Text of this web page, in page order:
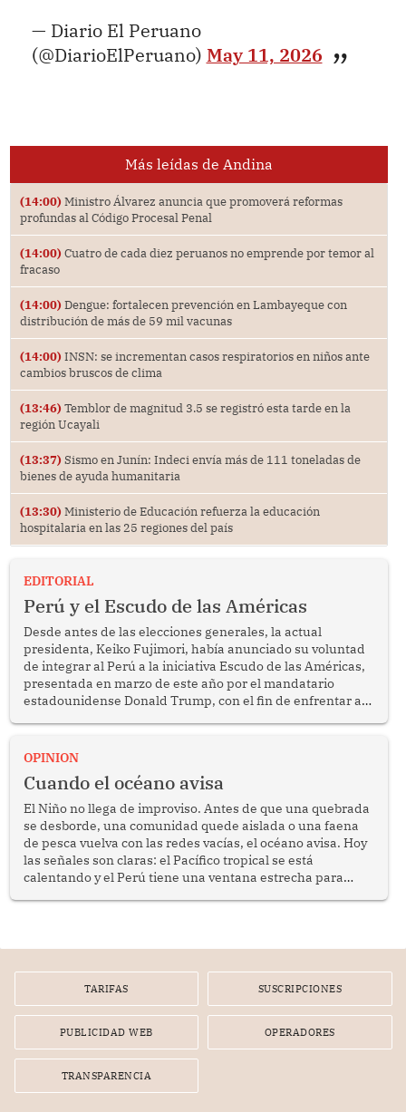
— Diario El Peruano
(@DiarioElPeruano) May 11, 2026
Más leídas de Andina
(14:00) Ministro Álvarez anuncia que promoverá reformas
profundas al Código Procesal Penal
(14:00) Cuatro de cada diez peruanos no emprende por temor al
fracaso
(14:00) Dengue: fortalecen prevención en Lambayeque con
distribución de más de 59 mil vacunas
(14:00) INSN: se incrementan casos respiratorios en niños ante
cambios bruscos de clima
(13:46) Temblor de magnitud 3.5 se registró esta tarde en la
región Ucayali
(13:37) Sismo en Junín: Indeci envía más de 111 toneladas de
bienes de ayuda humanitaria
(13:30) Ministerio de Educación refuerza la educación
hospitalaria en las 25 regiones del país
EDITORIAL
Perú y el Escudo de las Américas
Desde antes de las elecciones generales, la actual
presidenta, Keiko Fujimori, había anunciado su voluntad
de integrar al Perú a la iniciativa Escudo de las Américas,
presentada en marzo de este año por el mandatario
estadounidense Donald Trump, con el fin de enfrentar al
OPINION
Cuando el océano avisa
El Niño no llega de improviso. Antes de que una quebrada
se desborde, una comunidad quede aislada o una faena
de pesca vuelva con las redes vacías, el océano avisa. Hoy
las señales son claras: el Pacífico tropical se está
calentando y el Perú tiene una ventana estrecha para
TARIFAS SUSCRIPCIONES
PUBLICIDAD WEB OPERADORES
TRANSPARENCIA